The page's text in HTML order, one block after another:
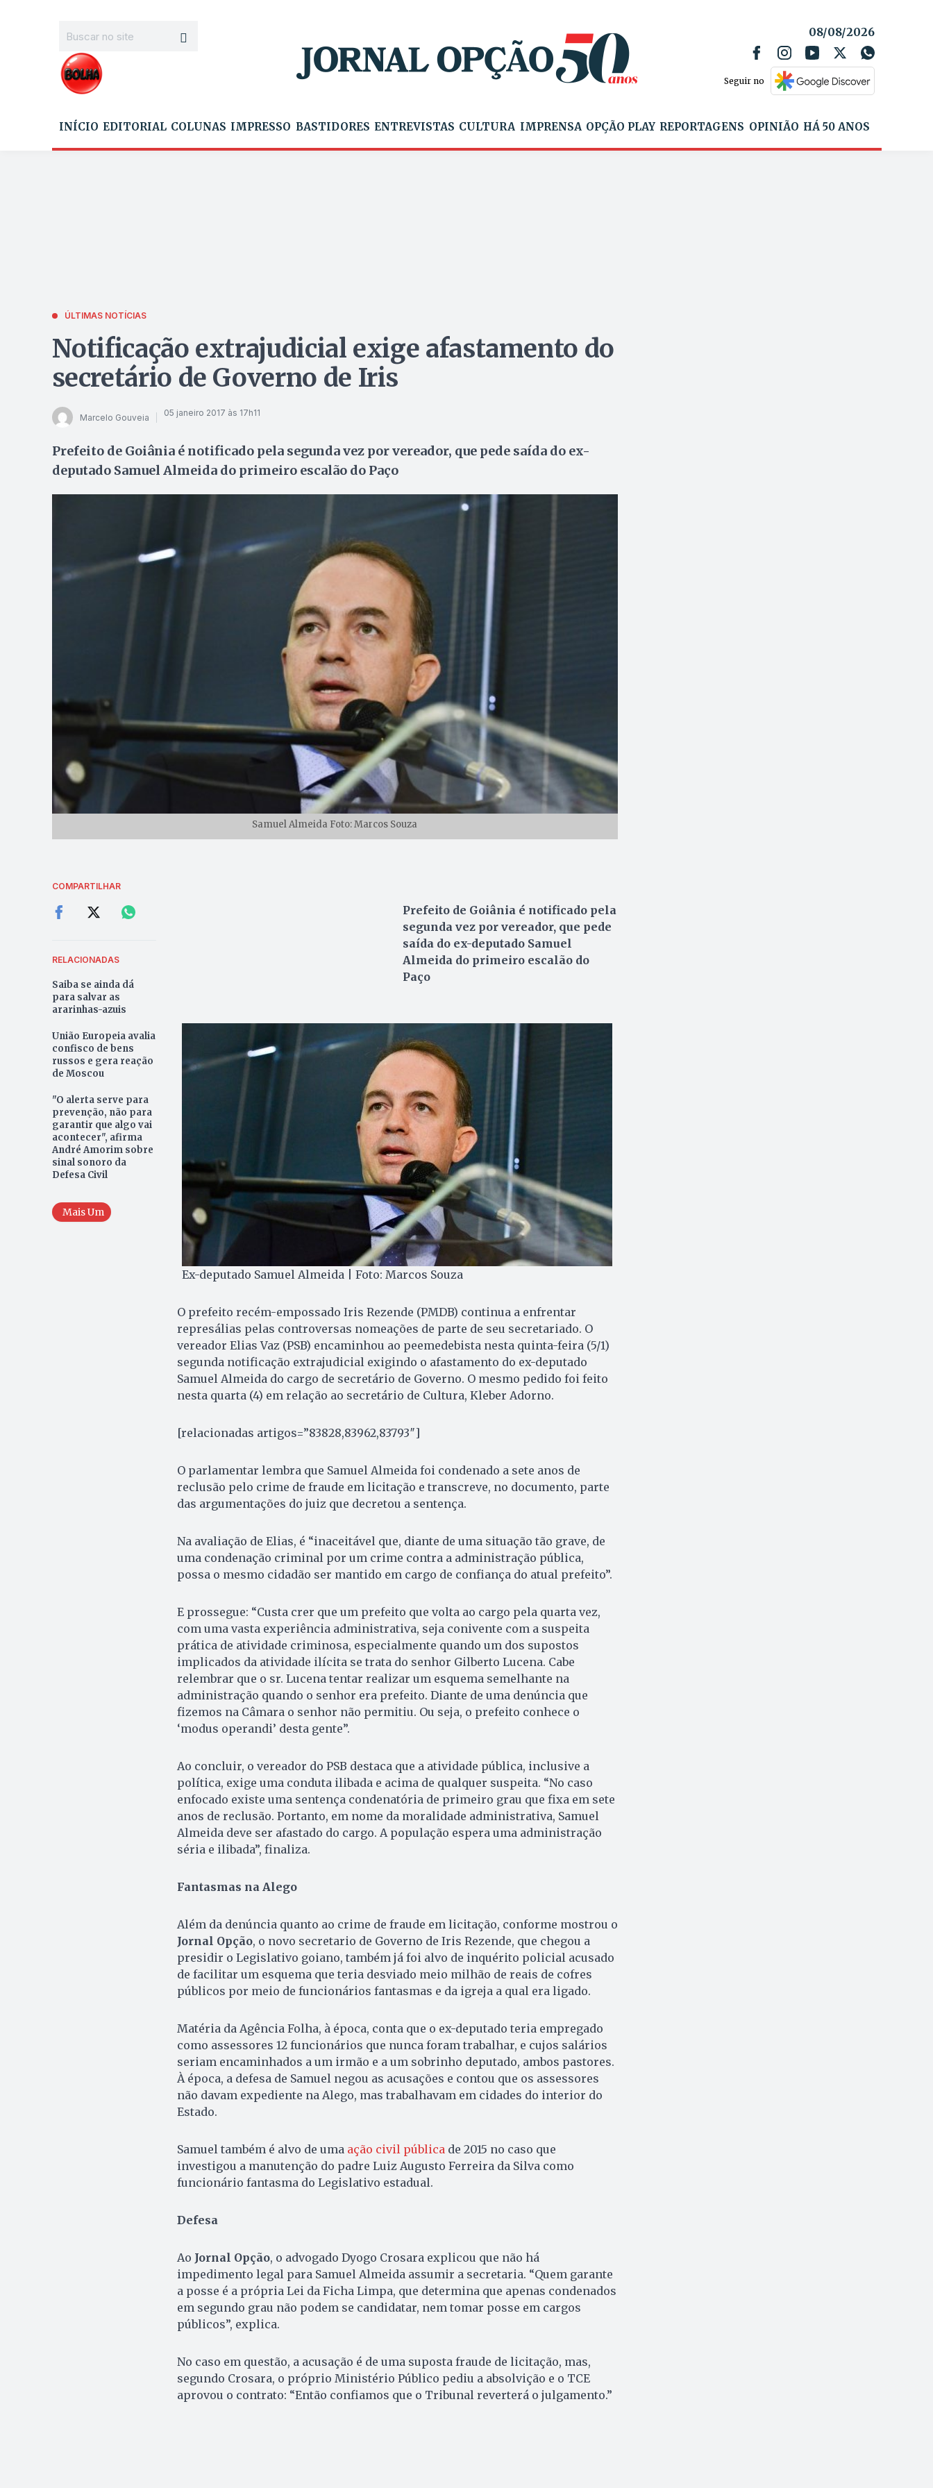
08/08/2026
Seguir no
INÍCIO EDITORIAL COLUNAS IMPRESSO BASTIDORES ENTREVISTAS CULTURA IMPRENSA OPÇÃO PLAY REPORTAGENS OPINIÃO HÁ 50 ANOS
ÚLTIMAS NOTÍCIAS
Notificação extrajudicial exige afastamento do
secretário de Governo de Iris
Marcelo Gouveia 05 janeiro 2017 às 17h11
Prefeito de Goiânia é notificado pela segunda vez por vereador, que pede saída do ex-
deputado Samuel Almeida do primeiro escalão do Paço
Samuel Almeida Foto: Marcos Souza​
COMPARTILHAR
RELACIONADAS
Saiba se ainda dá
para salvar as
ararinhas-azuis
União Europeia avalia
confisco de bens
russos e gera reação
de Moscou
"O alerta serve para
prevenção, não para
garantir que algo vai
acontecer", afirma
André Amorim sobre
sinal sonoro da
Defesa Civil
Mais Um
Prefeito de Goiânia é notificado pela
segunda vez por vereador, que pede
saída do ex-deputado Samuel
Almeida do primeiro escalão do
Paço
Ex-deputado Samuel Almeida | Foto: Marcos Souza​
O prefeito recém-empossado Iris Rezende (PMDB) continua a enfrentar
represálias pelas controversas nomeações de parte de seu secretariado. O
vereador Elias Vaz (PSB) encaminhou ao peemedebista nesta quinta-feira (5/1)
segunda notificação extrajudicial exigindo o afastamento do ex-deputado
Samuel Almeida do cargo de secretário de Governo. O mesmo pedido foi feito
nesta quarta (4) em relação ao secretário de Cultura, Kleber Adorno.
[relacionadas artigos=”83828,83962,83793″]
O parlamentar lembra que Samuel Almeida foi condenado a sete anos de
reclusão pelo crime de fraude em licitação e transcreve, no documento, parte
das argumentações do juiz que decretou a sentença.
Na avaliação de Elias, é “inaceitável que, diante de uma situação tão grave, de
uma condenação criminal por um crime contra a administração pública,
possa o mesmo cidadão ser mantido em cargo de confiança do atual prefeito”.
E prossegue: “Custa crer que um prefeito que volta ao cargo pela quarta vez,
com uma vasta experiência administrativa, seja conivente com a suspeita
prática de atividade criminosa, especialmente quando um dos supostos
implicados da atividade ilícita se trata do senhor Gilberto Lucena. Cabe
relembrar que o sr. Lucena tentar realizar um esquema semelhante na
administração quando o senhor era prefeito. Diante de uma denúncia que
fizemos na Câmara o senhor não permitiu. Ou seja, o prefeito conhece o
‘modus operandi’ desta gente”.
Ao concluir, o vereador do PSB destaca que a atividade pública, inclusive a
política, exige uma conduta ilibada e acima de qualquer suspeita. “No caso
enfocado existe uma sentença condenatória de primeiro grau que fixa em sete
anos de reclusão. Portanto, em nome da moralidade administrativa, Samuel
Almeida deve ser afastado do cargo. A população espera uma administração
séria e ilibada”, finaliza.
Fantasmas na Alego
Além da denúncia quanto ao crime de fraude em licitação, conforme mostrou o
Jornal Opção, o novo secretario de Governo de Iris Rezende, que chegou a
presidir o Legislativo goiano, também já foi alvo de inquérito policial acusado
de facilitar um esquema que teria desviado meio milhão de reais de cofres
públicos por meio de funcionários fantasmas e da igreja a qual era ligado.
Matéria da Agência Folha, à época, conta que o ex-deputado teria empregado
como assessores 12 funcionários que nunca foram trabalhar, e cujos salários
seriam encaminhados a um irmão e a um sobrinho deputado, ambos pastores.
À época, a defesa de Samuel negou as acusações e contou que os assessores
não davam expediente na Alego, mas trabalhavam em cidades do interior do
Estado.
Samuel também é alvo de uma ação civil pública de 2015 no caso que
investigou a manutenção do padre Luiz Augusto Ferreira da Silva como
funcionário fantasma do Legislativo estadual.
Defesa
Ao Jornal Opção, o advogado Dyogo Crosara explicou que não há
impedimento legal para Samuel Almeida assumir a secretaria. “Quem garante
a posse é a própria Lei da Ficha Limpa, que determina que apenas condenados
em segundo grau não podem se candidatar, nem tomar posse em cargos
públicos”, explica.
No caso em questão, a acusação é de uma suposta fraude de licitação, mas,
segundo Crosara, o próprio Ministério Público pediu a absolvição e o TCE
aprovou o contrato: “Então confiamos que o Tribunal reverterá o julgamento.”